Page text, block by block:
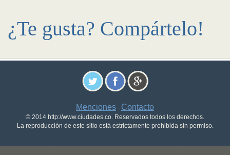
¿Te gusta? Compártelo!
Menciones - Contacto
© 2014 http://www.ciudades.co. Reservados todos los derechos.
La reproducción de este sitio está estrictamente prohibida sin permiso.